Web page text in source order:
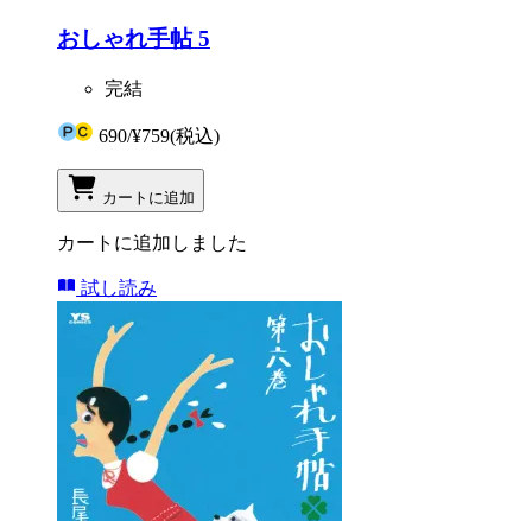
おしゃれ手帖 5
完結
690/¥759(税込)
カートに追加
カートに追加しました
試し読み